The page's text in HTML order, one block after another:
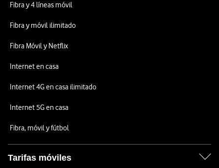
Fibra y 4 líneas móvil
Fibra y móvil ilimitado
Fibra Móvil y Netflix
Internet en casa
Internet 4G en casa ilimitado
Internet 5G en casa
Fibra, móvil y fútbol
Tarifas móviles